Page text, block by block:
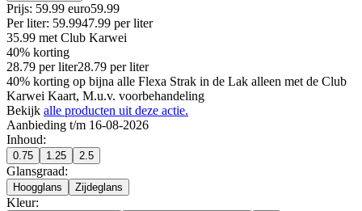
Prijs: 59.99 euro59.99
Per liter: 59.9947.99 per liter
35.99 met Club Karwei
40% korting
28.79 per liter28.79 per liter
40% korting op bijna alle Flexa Strak in de Lak alleen met de Club
Karwei Kaart, M.u.v. voorbehandeling
Bekijk alle producten uit deze actie.
Aanbieding t/m 16-08-2026
Inhoud:
0.75 1.25 2.5
Glansgraad:
Hoogglans Zijdeglans
Kleur: